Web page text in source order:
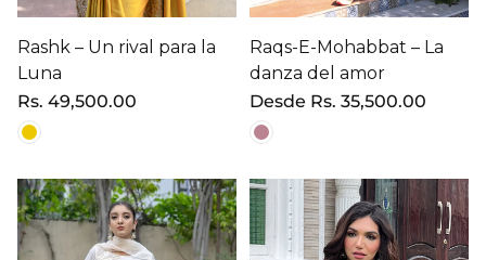
Rashk – Un rival para la
Luna
Precio
regular
Rs. 49,500.00
Raqs-E-Mohabbat – La
danza del amor
Precio
regular
Desde Rs. 35,500.00